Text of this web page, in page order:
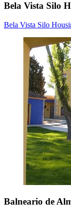
Bela Vista Silo
Bela Vista Silo
Balneario de